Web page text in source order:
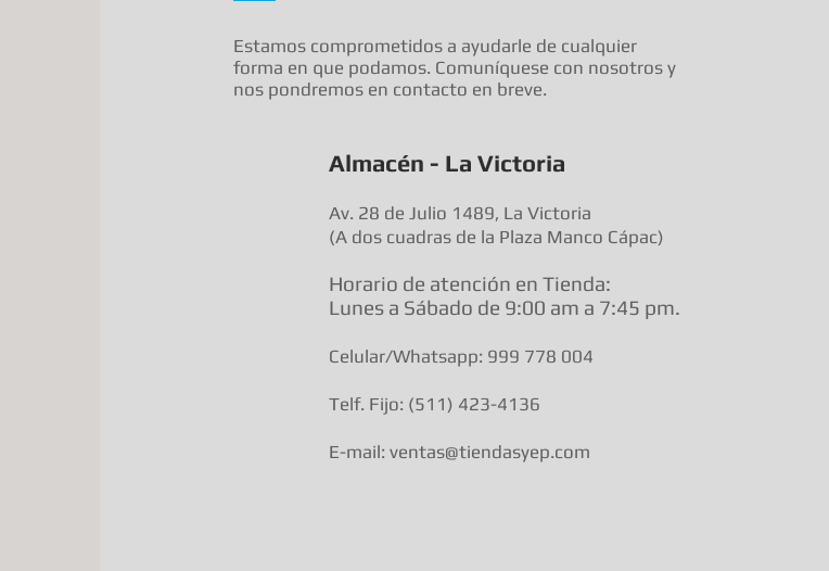
Estamos comprometidos a ayudarle de cualquier
forma en que podamos. Comuníquese con nosotros y
nos pondremos en contacto en breve.
Almacén - La Victoria
Av. 28 de Julio 1489, La Victoria
(A dos cuadras de la Plaza Manco Cápac)
Horario de atención en Tienda:
Lunes a Sábado de 9:00 am a 7:45 pm.
Celular/Whatsapp: 999 778 004
Telf. Fijo: (511) 423-4136
E-mail: ventas@tiendasyep.com